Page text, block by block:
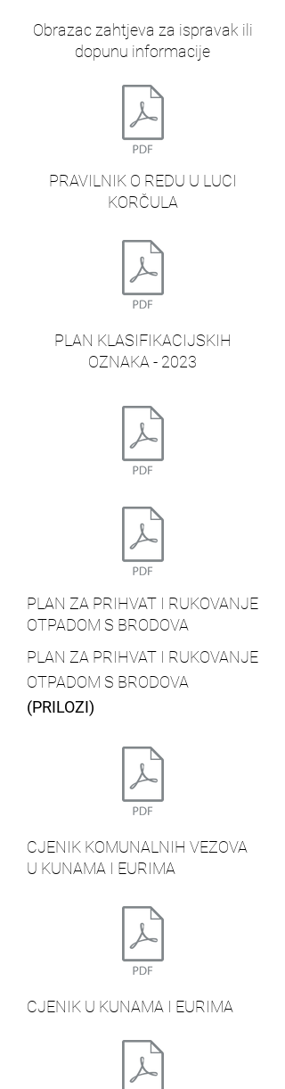
Obrazac zahtjeva za ispravak ili
dopunu informacije
PRAVILNIK O REDU U LUCI
KORČULA
PLAN KLASIFIKACIJSKIH
OZNAKA - 2023
PLAN ZA PRIHVAT I RUKOVANJE
OTPADOM S BRODOVA
PLAN ZA PRIHVAT I RUKOVANJE
OTPADOM S BRODOVA
(PRILOZI)
CJENIK KOMUNALNIH VEZOVA
U KUNAMA I EURIMA
CJENIK U KUNAMA I EURIMA